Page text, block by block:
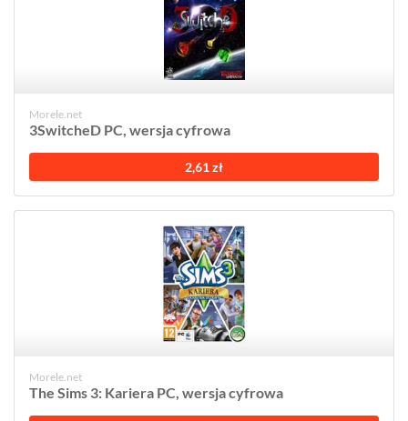
Morele.net
3SwitcheD PC, wersja cyfrowa
2,61 zł
Morele.net
The Sims 3: Kariera PC, wersja cyfrowa